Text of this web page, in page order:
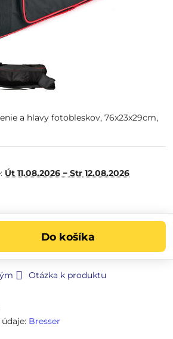
a hlavy fotobleskov, 76x23x29cm,
Út 11.08.2026 − Str 12.08.2026
Do košíka
Otázka k produktu
Bresser